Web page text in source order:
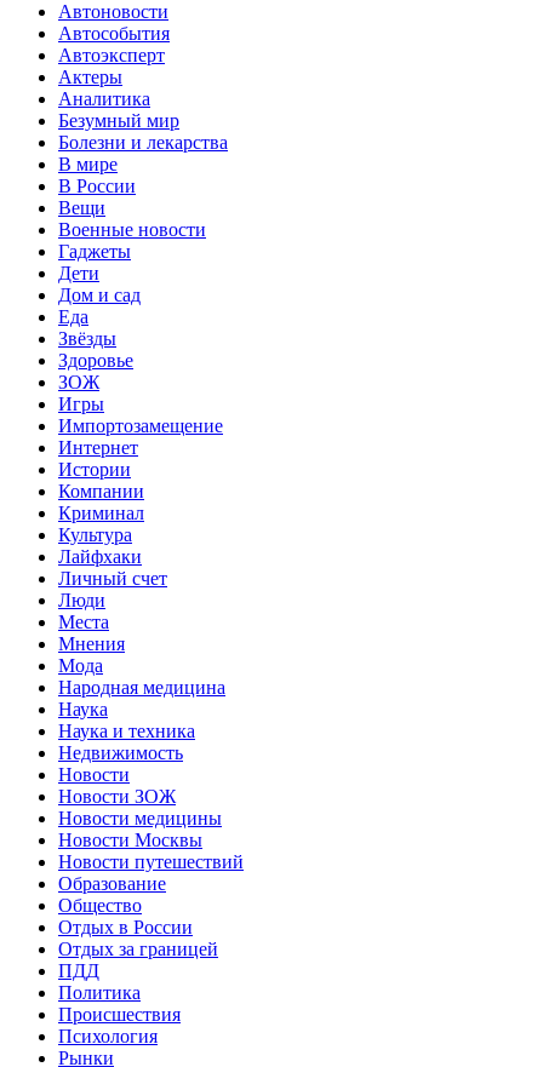
Автоновости
Автособытия
Автоэксперт
Актеры
Аналитика
Безумный мир
Болезни и лекарства
В мире
В России
Вещи
Военные новости
Гаджеты
Дети
Дом и сад
Еда
Звёзды
Здоровье
ЗОЖ
Игры
Импортозамещение
Интернет
Истории
Компании
Криминал
Культура
Лайфхаки
Личный счет
Люди
Места
Мнения
Мода
Народная медицина
Наука
Наука и техника
Недвижимость
Новости
Новости ЗОЖ
Новости медицины
Новости Москвы
Новости путешествий
Образование
Общество
Отдых в России
Отдых за границей
ПДД
Политика
Происшествия
Психология
Рынки